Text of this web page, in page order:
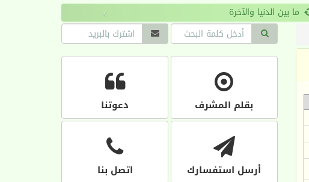
›
بقلم المشرف دعوتنا
أرسل استفسارك اتصل بنا